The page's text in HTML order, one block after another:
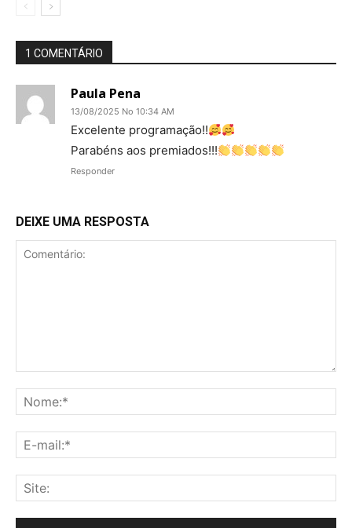
1 COMENTÁRIO
Paula Pena
13/08/2025 No 10:34 AM
Excelente programação!!
Parabéns aos premiados!!!
Responder
DEIXE UMA RESPOSTA